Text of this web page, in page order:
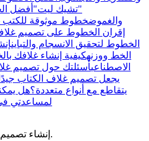
"تشيك ليت" أفضل
والغموضخطوط موثوقة للكتب
إقران الخطوط على تصميم
الخطوط لتحقيق الانسجام والتباين
الخط ووزنهكيفية إنشاء غلافك
الاصطناعيأسئلتك حول تصميم
يجعل تصميم غلاف الكتاب
يتقاطع مع أنواع متعددة؟هل
لمساعدتي
إنشاء تصميم غلاف كتابك المثالي على الفور.